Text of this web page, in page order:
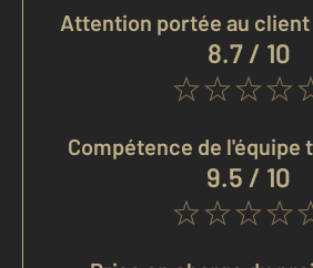
Attention portée au
8.7 / 10
Compétence de l'équipe
9.5 / 10